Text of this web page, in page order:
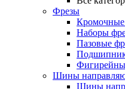
Фрезы
Кромочные
Наборы
Пазовые
Шины
Шины